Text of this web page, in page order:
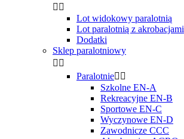
 
Lot widokowy paralotnią
Lot paralotnią z akrobacjami
Dodatki
Sklep paralotniowy
 
Paralotnie 
Szkolne EN-A
Rekreacyjne EN-B
Sportowe EN-C
Wyczynowe EN-D
Zawodnicze CCC